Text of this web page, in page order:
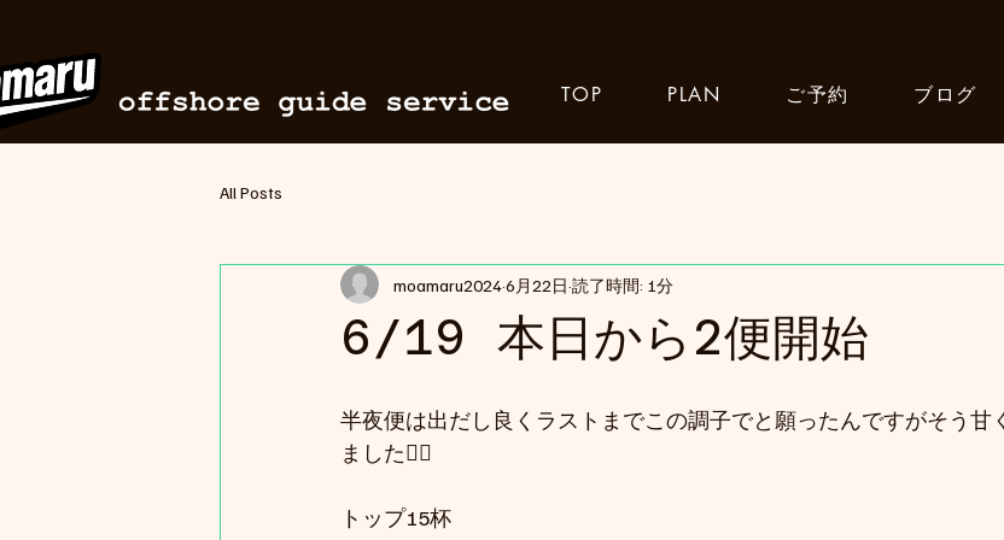
TOP PLAN ご予約 ブログ
All Posts
6/19 本日から2便開始
moamaru20246月22日 読了時間: 1分
半夜便は出だし良くラストまでこの調子でと願ったんですがそう甘
ました😮‍💨
トップ15杯